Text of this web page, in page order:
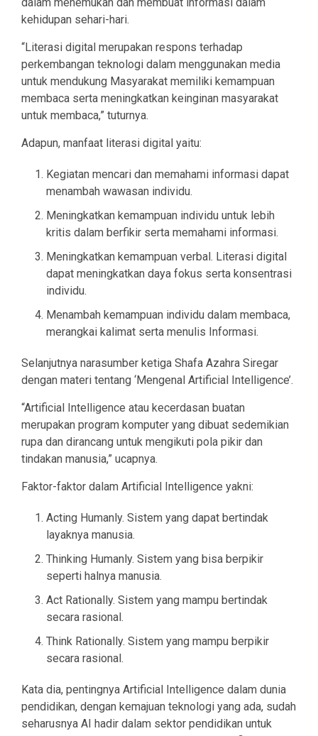
kehidupan sehari-hari.
“Literasi digital merupakan respons terhadap
perkembangan teknologi dalam menggunakan media
untuk mendukung Masyarakat memiliki kemampuan
membaca serta meningkatkan keinginan masyarakat
untuk membaca,” tuturnya.
Adapun, manfaat literasi digital yaitu:
Kegiatan mencari dan memahami informasi dapat
menambah wawasan individu.
Meningkatkan kemampuan individu untuk lebih
kritis dalam berfikir serta memahami informasi.
Meningkatkan kemampuan verbal. Literasi digital
dapat meningkatkan daya fokus serta konsentrasi
individu.
Menambah kemampuan individu dalam membaca,
merangkai kalimat serta menulis Informasi.
Selanjutnya narasumber ketiga Shafa Azahra Siregar
dengan materi tentang ‘Mengenal Artificial Intelligence’.
“Artificial Intelligence atau kecerdasan buatan
merupakan program komputer yang dibuat sedemikian
rupa dan dirancang untuk mengikuti pola pikir dan
tindakan manusia,” ucapnya.
Faktor-faktor dalam Artificial Intelligence yakni:
Acting Humanly. Sistem yang dapat bertindak
layaknya manusia.
Thinking Humanly. Sistem yang bisa berpikir
seperti halnya manusia.
Act Rationally. Sistem yang mampu bertindak
secara rasional.
Think Rationally. Sistem yang mampu berpikir
secara rasional.
Kata dia, pentingnya Artificial Intelligence dalam dunia
pendidikan, dengan kemajuan teknologi yang ada, sudah
seharusnya AI hadir dalam sektor pendidikan untuk